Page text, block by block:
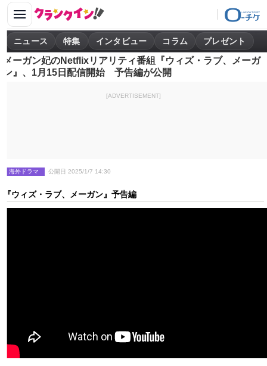
ニュース 特集 インタビュー コラム プレゼント
メーガン妃のNetflixリアリティ番組『ウィズ・ラブ、メーガ
ン』、1月15日配信開始 予告編が公開
[ADVERTISEMENT]
海外ドラマ 公開日 2025/1/7 14:30
『ウィズ・ラブ、メーガン』予告編